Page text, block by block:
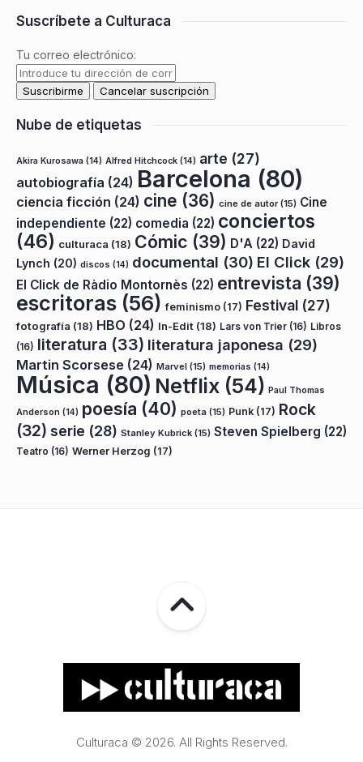
Suscríbete a Culturaca
Tu correo electrónico:
Nube de etiquetas
Akira Kurosawa (14) Alfred Hitchcock (14) arte (27)
autobiografía (24) Barcelona (80)
ciencia ficción (24) cine (36) cine de autor(15) Cine
independiente (22) comedia (22) conciertos
(46) culturaca (18) Cómic (39) D'A (22) David
Lynch (20) discos (14) documental (30) El Click (29)
El Click de Ràdio Montornès (22) entrevista (39)
escritoras (56) feminismo (17) Festival (27)
fotografía (18) HBO (24) In-Edit (18) Lars von Trier (16) Libros
(16) literatura (33) literatura japonesa (29)
Martin Scorsese (24) Marvel (15) memorias (14)
Música (80) Netflix (54) Paul Thomas
Anderson (14) poesía (40) poeta (15) Punk (17) Rock
(32) serie (28) Stanley Kubrick (15) Steven Spielberg (22)
Teatro (16) Werner Herzog (17)
Culturaca © 2026. All Rights Reserved.